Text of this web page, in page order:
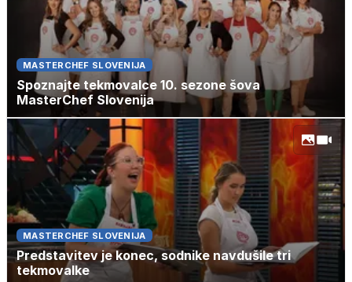
MASTERCHEF SLOVENIJA
Spoznajte tekmovalce 10. sezone šova
MasterChef Slovenija
MASTERCHEF SLOVENIJA
Predstavitev je konec, sodnike navdušile tri
tekmovalke